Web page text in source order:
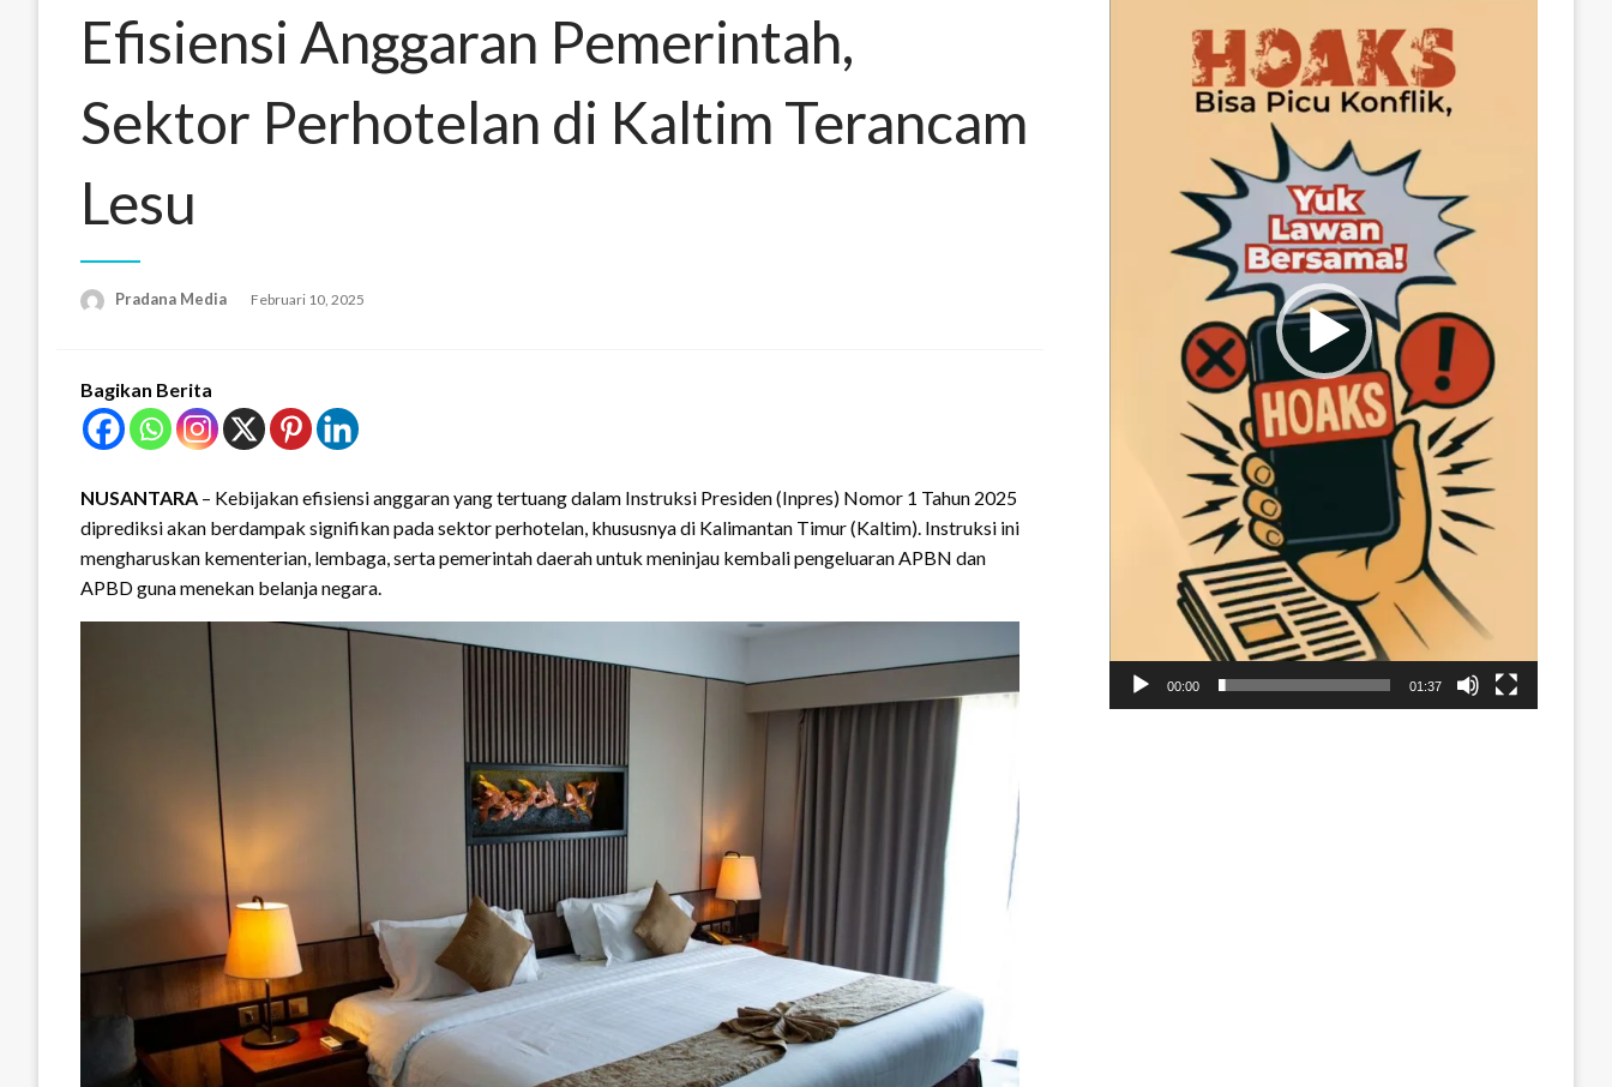
Efisiensi Anggaran Pemerintah,
Sektor Perhotelan di Kaltim Terancam
Lesu
Pradana Media Februari 10, 2025
Bagikan Berita
NUSANTARA – Kebijakan efisiensi anggaran yang tertuang dalam Instruksi Presiden (Inpres) Nomor 1 Tahun 2025
diprediksi akan berdampak signifikan pada sektor perhotelan, khususnya di Kalimantan Timur (Kaltim). Instruksi ini
mengharuskan kementerian, lembaga, serta pemerintah daerah untuk meninjau kembali pengeluaran APBN dan
APBD guna menekan belanja negara.
00:00 01:37